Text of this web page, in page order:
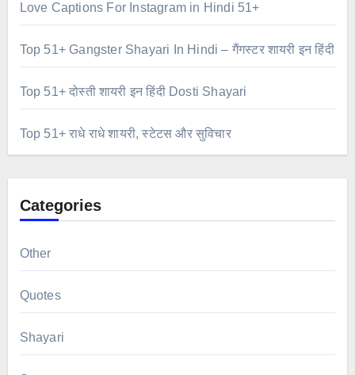
Love Captions For Instagram in Hindi 51+
Top 51+ Gangster Shayari In Hindi – गैंगस्टर शायरी इन हिंदी
Top 51+ दोस्ती शायरी इन हिंदी Dosti Shayari
Top 51+ राधे राधे शायरी, स्टेटस और सुविचार
Categories
Other
Quotes
Shayari